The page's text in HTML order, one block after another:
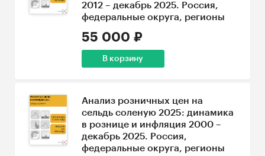
2012 – декабрь 2025. Россия,
федеральные округа, регионы
55 000 ₽
В корзину
Анализ розничных цен на
сельдь соленую 2025: динамика
в рознице и инфляция 2000 –
декабрь 2025. Россия,
федеральные округа, регионы